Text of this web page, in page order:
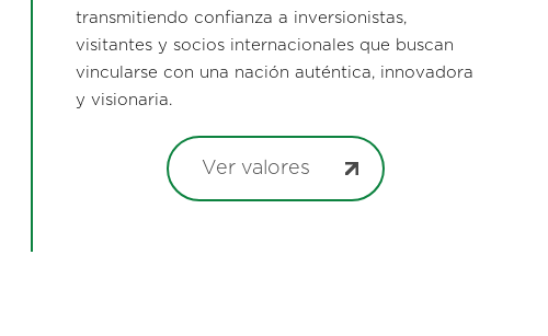
transmitiendo confianza a inversionistas,
visitantes y socios internacionales que buscan
vincularse con una nación auténtica, innovadora
y visionaria.
Ver valores